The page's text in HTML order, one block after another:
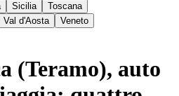
Sicilia
Toscana
Val d'Aosta Veneto
(Teramo), auto